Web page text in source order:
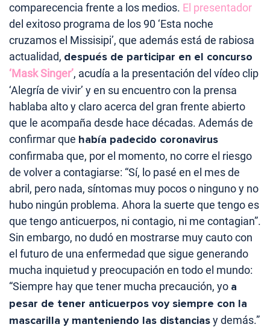
comparecencia frente a los medios. El presentador
del exitoso programa de los 90 ‘Esta noche
cruzamos el Missisipi’, que además está de rabiosa
actualidad, después de participar en el concurso
‘Mask Singer’, acudía a la presentación del vídeo clip
‘Alegría de vivir’ y en su encuentro con la prensa
hablaba alto y claro acerca del gran frente abierto
que le acompaña desde hace décadas. Además de
confirmar que había padecido coronavirus
confirmaba que, por el momento, no corre el riesgo
de volver a contagiarse: “Sí, lo pasé en el mes de
abril, pero nada, síntomas muy pocos o ninguno y no
hubo ningún problema. Ahora la suerte que tengo es
que tengo anticuerpos, ni contagio, ni me contagian”.
Sin embargo, no dudó en mostrarse muy cauto con
el futuro de una enfermedad que sigue generando
mucha inquietud y preocupación en todo el mundo:
“Siempre hay que tener mucha precaución, yo a
pesar de tener anticuerpos voy siempre con la
mascarilla y manteniendo las distanciasy demás.”